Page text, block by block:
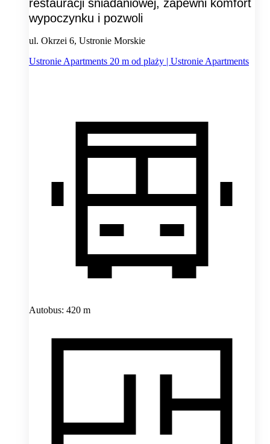
restauracji śniadaniowej, zapewni komfort
wypoczynku i pozwoli
ul. Okrzei 6, Ustronie Morskie
Ustronie Apartments 20 m od plaży | Ustronie Apartments
Autobus: 420 m